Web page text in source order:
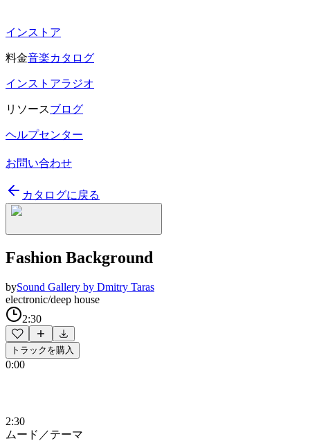
インストア
料金音楽カタログ
インストアラジオ
リソースブログ
ヘルプセンター
お問い合わせ
カタログに戻る
Fashion Background
bySound Gallery by Dmitry Taras
electronic/deep house
2:30
トラックを購入
0:00
2:30
ムード／テーマ